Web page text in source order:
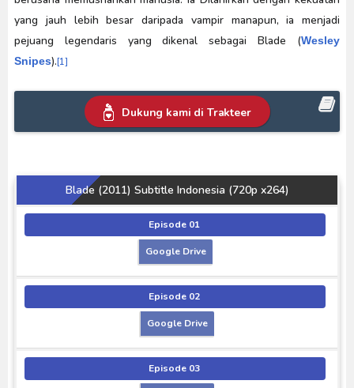
yang jauh lebih besar daripada vampir manapun, ia menjadi
pejuang legendaris yang dikenal sebagai Blade (Wesley
Snipes). [1]
Dukung kami di Trakteer
Blade (2011) Subtitle Indonesia (720p x264)
Episode 01
Google Drive
Episode 02
Google Drive
Episode 03